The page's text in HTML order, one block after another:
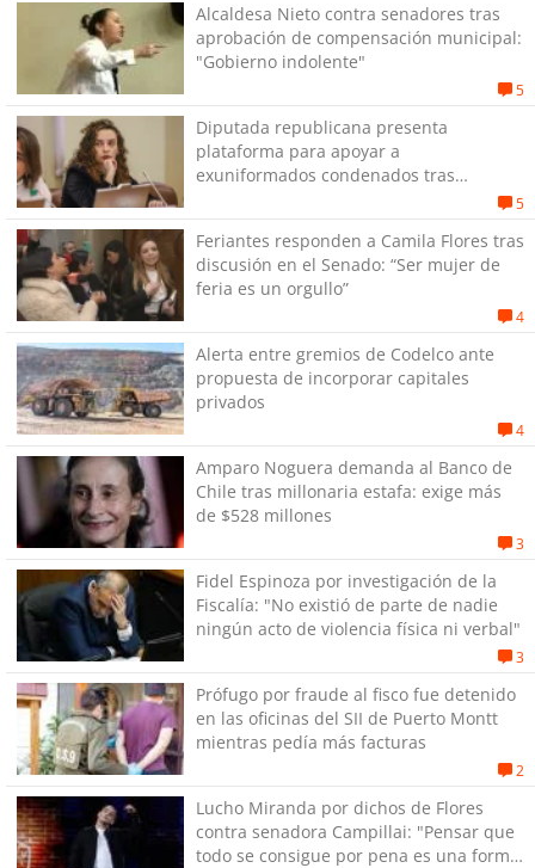
Alcaldesa Nieto contra senadores tras
aprobación de compensación municipal:
"Gobierno indolente"
5
Diputada republicana presenta
plataforma para apoyar a
exuniformados condenados tras
5
Feriantes responden a Camila Flores tras
discusión en el Senado: “Ser mujer de
feria es un orgullo”
4
Alerta entre gremios de Codelco ante
propuesta de incorporar capitales
privados
4
Amparo Noguera demanda al Banco de
Chile tras millonaria estafa: exige más
de $528 millones
3
Fidel Espinoza por investigación de la
Fiscalía: "No existió de parte de nadie
ningún acto de violencia física ni verbal"
3
Prófugo por fraude al fisco fue detenido
en las oficinas del SII de Puerto Montt
mientras pedía más facturas
2
Lucho Miranda por dichos de Flores
contra senadora Campillai: "Pensar que
todo se consigue por pena es una forma